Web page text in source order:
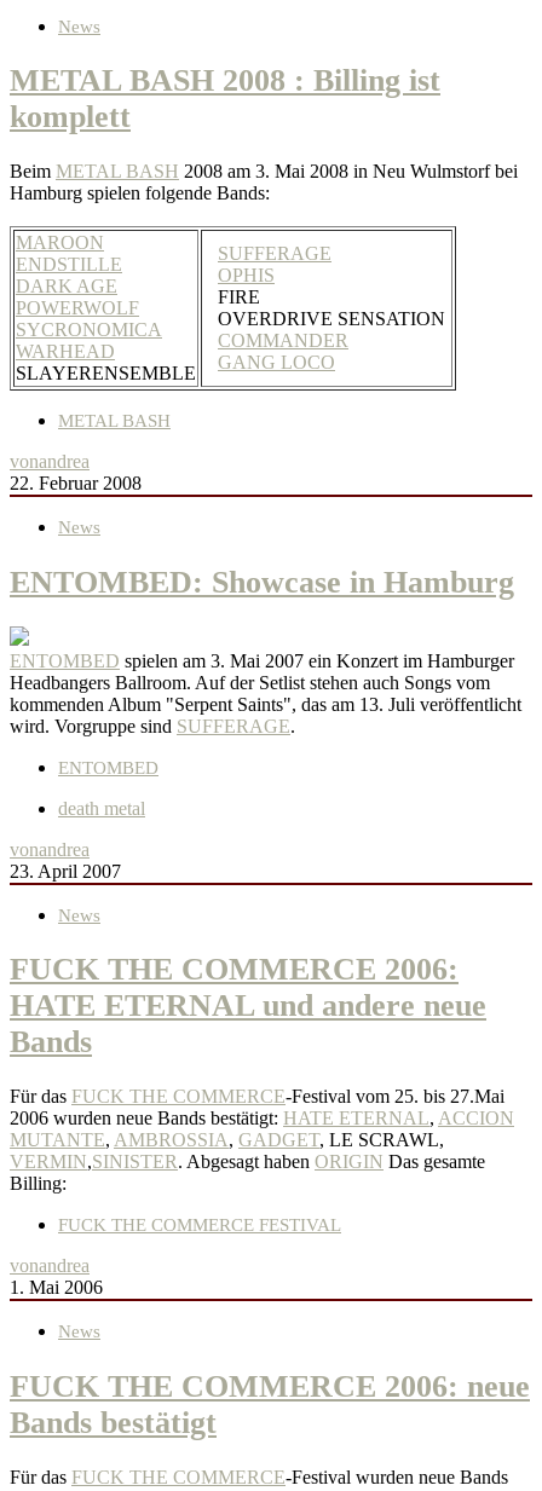
News
METAL BASH 2008 : Billing ist
komplett
Beim METAL BASH 2008 am 3. Mai 2008 in Neu Wulmstorf bei
Hamburg spielen folgende Bands:
MAROON
ENDSTILLE
DARK AGE
POWERWOLF
SYCRONOMICA
WARHEAD
SLAYERENSEMBLE
SUFFERAGE
OPHIS
FIRE
OVERDRIVE SENSATION
COMMANDER
GANG LOCO
METAL BASH
vonandrea
22. Februar 2008
News
ENTOMBED: Showcase in Hamburg
ENTOMBED spielen am 3. Mai 2007 ein Konzert im Hamburger
Headbangers Ballroom. Auf der Setlist stehen auch Songs vom
kommenden Album "Serpent Saints", das am 13. Juli veröffentlicht
wird. Vorgruppe sind SUFFERAGE.
ENTOMBED
death metal
vonandrea
23. April 2007
News
FUCK THE COMMERCE 2006:
HATE ETERNAL und andere neue
Bands
Für das FUCK THE COMMERCE-Festival vom 25. bis 27.Mai
2006 wurden neue Bands bestätigt: HATE ETERNAL, ACCION
MUTANTE, AMBROSSIA, GADGET, LE SCRAWL,
VERMIN,SINISTER. Abgesagt haben ORIGIN Das gesamte
Billing:
FUCK THE COMMERCE FESTIVAL
vonandrea
1. Mai 2006
News
FUCK THE COMMERCE 2006: neue
Bands bestätigt
Für das FUCK THE COMMERCE-Festival wurden neue Bands